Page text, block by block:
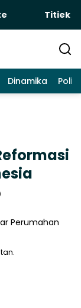
Titiek
Dinamika